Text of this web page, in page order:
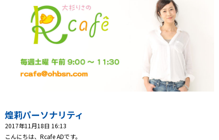
アナウンサー
イベント
ニュース
プレゼント
コンテンツ・アプリ
煌莉パーソナリティ
2017年11月18日 16:13
こんにちは、Rcafe ADです。